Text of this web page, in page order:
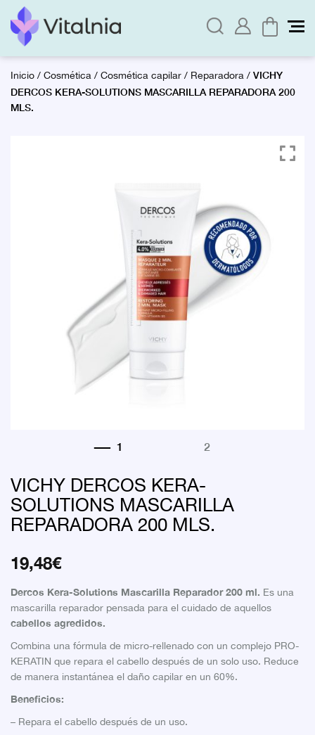
Inicio/Cosmética/Cosmética capilar/ Reparadora/ VICHY
DERCOS KERA-SOLUTIONS MASCARILLA REPARADORA 200
MLS.
VICHY DERCOS KERA-
SOLUTIONS MASCARILLA
REPARADORA 200 MLS.
19,48€
Dercos Kera-Solutions Mascarilla Reparador 200 ml. Es una
mascarilla reparador pensada para el cuidado de aquellos
cabellos agredidos.
Combina una fórmula de micro-rellenado con un complejo PRO-
KERATIN que repara el cabello después de un solo uso. Reduce
de manera instantánea el daño capilar en un 60%.
Beneficios:
– Repara el cabello después de un uso.